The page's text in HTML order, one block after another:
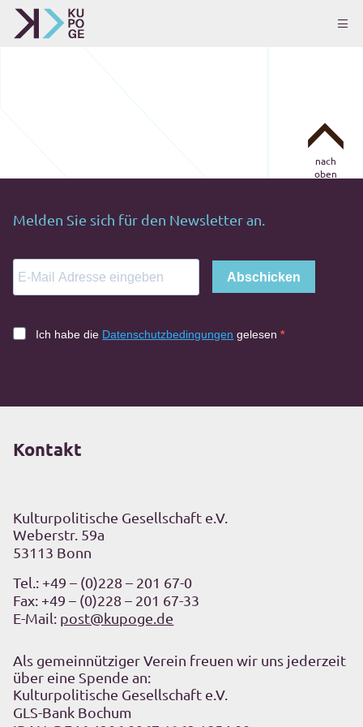
nach
oben
Melden Sie sich für den Newsletter an.
Abschicken
Ich habe die Datenschutzbedingungen gelesen
Kontakt
Kulturpolitische Gesellschaft e.V.
Weberstr. 59a
53113 Bonn
Tel.: +49 – (0)228 – 201 67-0
Fax: +49 – (0)228 – 201 67-33
E-Mail: post@kupoge.de
Als gemeinnütziger Verein freuen wir uns jederzeit
über eine Spende an:
Kulturpolitische Gesellschaft e.V.
GLS-Bank Bochum